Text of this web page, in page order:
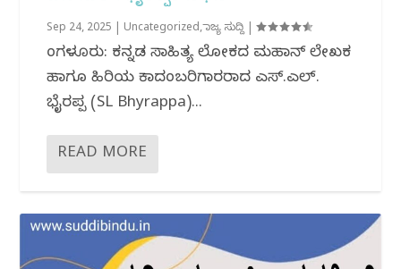
Sep 24, 2025 Uncategorized,ರಾಜ್ಯ ಸುದ್ದಿ |
ಬೆಂಗಳೂರು: ಕನ್ನಡ ಸಾಹಿತ್ಯ ಲೋಕದ ಮಹಾನ್ ಲೇಖಕ
ಹಾಗೂ ಹಿರಿಯ ಕಾದಂಬರಿಗಾರರಾದ ಎಸ್.ಎಲ್.
ಭೈರಪ್ಪ (SL Bhyrappa)...
READ MORE